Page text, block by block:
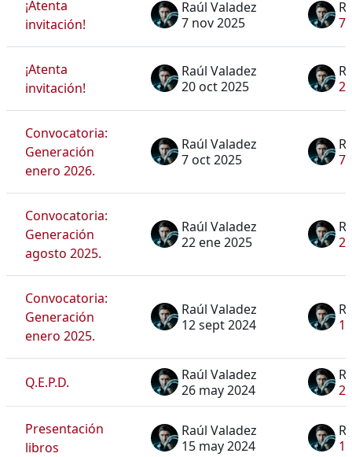
¡Atenta
invitación!
Raúl Valadez
7 nov 2025
7
¡Atenta
invitación!
Raúl Valadez
20 oct 2025
Convocatoria:
Generación
enero 2026.
Raúl Valadez
7 oct 2025
7
Convocatoria:
Generación
agosto 2025.
Raúl Valadez
22 ene 2025
Convocatoria:
Generación
enero 2025.
Raúl Valadez
12 sept 2024
Q.E.P.D.
Raúl Valadez
26 may 2024
Presentación
libros
Raúl Valadez
15 may 2024